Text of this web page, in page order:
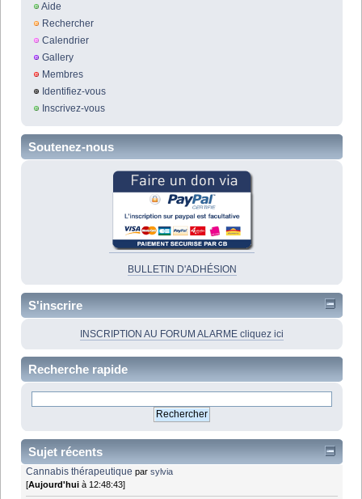
Aide
Rechercher
Calendrier
Gallery
Membres
Identifiez-vous
Inscrivez-vous
Soutenez-nous
BULLETIN D'ADHÉSION
S'inscrire
INSCRIPTION AU FORUM ALARME cliquez ici
Recherche rapide
Sujet récents
Cannabis thérapeutique parsylvia
[Aujourd'hui à 12:48:43]